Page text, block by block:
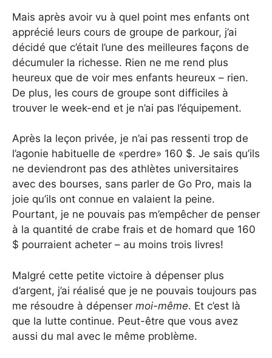
Mais après avoir vu à quel point mes enfants ont
apprécié leurs cours de groupe de parkour, j’ai
décidé que c’était l’une des meilleures façons de
décumuler la richesse. Rien ne me rend plus
heureux que de voir mes enfants heureux – rien.
De plus, les cours de groupe sont difficiles à
trouver le week-end et je n’ai pas l’équipement.
Après la leçon privée, je n’ai pas ressenti trop de
l’agonie habituelle de «perdre» 160 $. Je sais qu’ils
ne deviendront pas des athlètes universitaires
avec des bourses, sans parler de Go Pro, mais la
joie qu’ils ont connue en valaient la peine.
Pourtant, je ne pouvais pas m’empêcher de penser
à la quantité de crabe frais et de homard que 160
$ ​​pourraient acheter – au moins trois livres!
Malgré cette petite victoire à dépenser plus
d’argent, j’ai réalisé que je ne pouvais toujours pas
me résoudre à dépenser moi-même. Et c’est là
que la lutte continue. Peut-être que vous avez
aussi du mal avec le même problème.